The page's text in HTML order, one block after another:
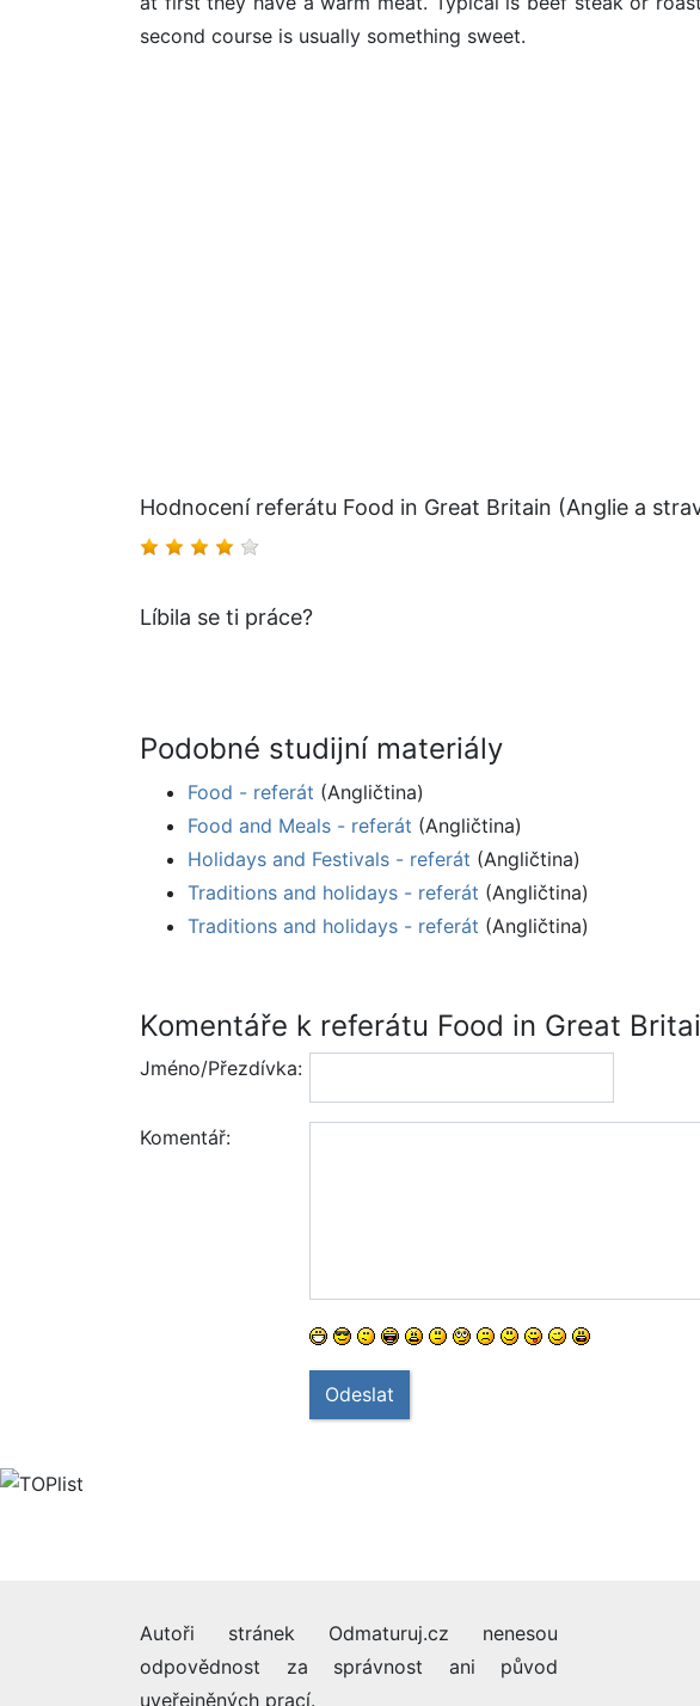
second course is usually something sweet.
Hodnocení referátu Food in Great Britain (Anglie a
Líbila se ti práce?
Podobné studijní materiály
Food - referát (Angličtina)
Food and Meals - referát (Angličtina)
Holidays and Festivals - referát (Angličtina)
Traditions and holidays - referát (Angličtina)
Traditions and holidays - referát (Angličtina)
Komentáře k referátu Food in Great
Jméno/Přezdívka:
Komentář:
Odeslat
Autoři stránek Odmaturuj.cz nenesou
odpovědnost za správnost ani původ
uveřejněných prací.